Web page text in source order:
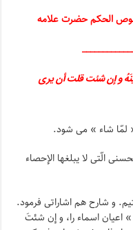
و إن شئت قلت أن یرى
لمّا شاء » می شود.
الّتی لا یبلغها الإحصاء
و شارح هم اشاراتی فرمود.
اعیان اسماء را، و إن شئتَ